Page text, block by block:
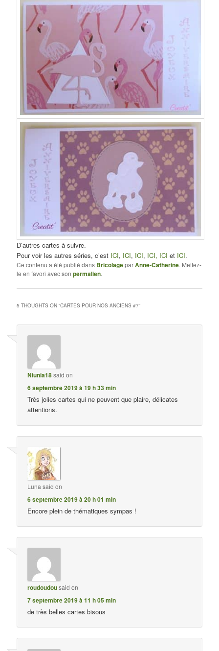
D’autres cartes à suivre.
Pour voir les autres séries, c’est ICI, ICI, ICI, ICI, ICIet ICI.
Ce contenu a été publié dans BricolageparAnne-Catherine. Mettez-
le en favori avec sonpermalien.
5 THOUGHTS ON “CARTES POUR NOS ANCIENS #7”
Niunia18said on
6 septembre 2019 à 19 h 33 min
Très jolies cartes qui ne peuvent que plaire, délicates
attentions.
Luna said on
6 septembre 2019 à 20 h 01 min
Encore plein de thématiques sympas !
roudoudousaid on
7 septembre 2019 à 11 h 05 min
de très belles cartes bisous